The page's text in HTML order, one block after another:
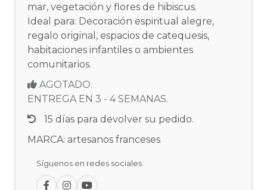
mar, vegetación y flores de hibiscus.
Ideal para: Decoración espiritual alegre,
regalo original, espacios de catequesis,
habitaciones infantiles o ambientes
comunitarios.
AGOTADO.
ENTREGA EN 3 - 4 SEMANAS.
15 días para devolver su pedido.
MARCA: artesanos franceses
Síguenos en redes sociales: